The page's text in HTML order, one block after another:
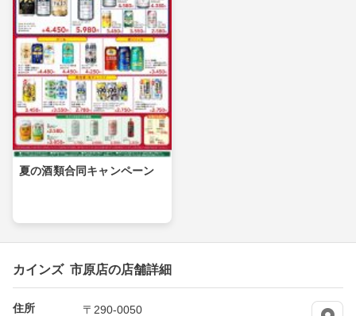
夏の酒類合同キャンペーン
カインズ 市原店の店舗詳細
住所
〒290-0050